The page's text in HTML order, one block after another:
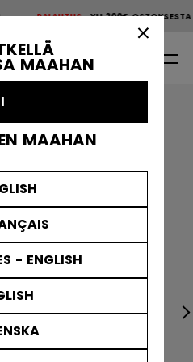
MAAHAN
MAAHAN
- ENGLISH
animation.
PALAUTUS YLI 200€
TOIMITUS